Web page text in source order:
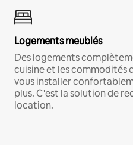
Logements meublés
Des logements
cuisine et les commodités
vous installer
plus. C'est la solution de
location.